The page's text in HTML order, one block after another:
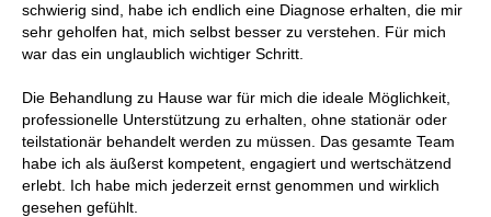
schwierig sind, habe ich endlich eine Diagnose erhalten, die mir
sehr geholfen hat, mich selbst besser zu verstehen. Für mich
war das ein unglaublich wichtiger Schritt.
Die Behandlung zu Hause war für mich die ideale Möglichkeit,
professionelle Unterstützung zu erhalten, ohne stationär oder
teilstationär behandelt werden zu müssen. Das gesamte Team
habe ich als äußerst kompetent, engagiert und wertschätzend
erlebt. Ich habe mich jederzeit ernst genommen und wirklich
gesehen gefühlt.